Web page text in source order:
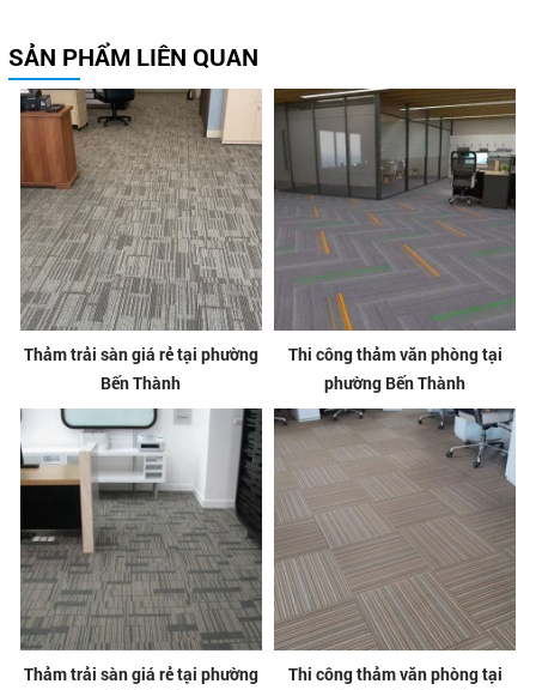
SẢN PHẨM LIÊN QUAN
Thảm trải sàn giá rẻ tại phường
Bến Thành
Thi công thảm văn phòng tại
phường Bến Thành
Thảm trải sàn giá rẻ tại phường
Thi công thảm văn phòng tại